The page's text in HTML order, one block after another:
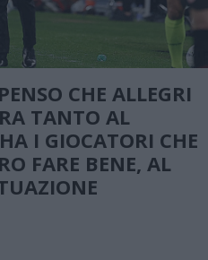
CHE ALLEGRI
TANTO AL
I GIOCATORI CHE
FARE BENE, AL